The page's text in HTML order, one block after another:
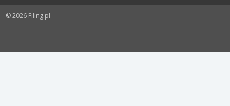
© 2026 Filing.pl